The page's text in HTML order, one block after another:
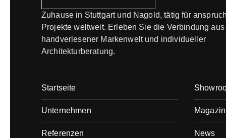
Zuhause in Stuttgart und Nagold, tätig für
Projekte weltweit. Erleben Sie die Verbindung aus
handverlesener Markenwelt und individueller
Architekturberatung.
Startseite
Unternehmen
Referenzen
Magazin
News